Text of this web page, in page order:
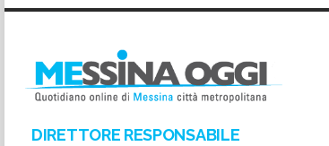
DIRETTORE RESPONSABILE